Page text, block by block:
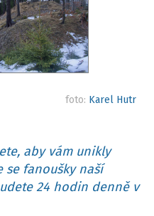
foto: Karel Hutr
aby vám unikly
fanoušky naší
24 hodin denně v